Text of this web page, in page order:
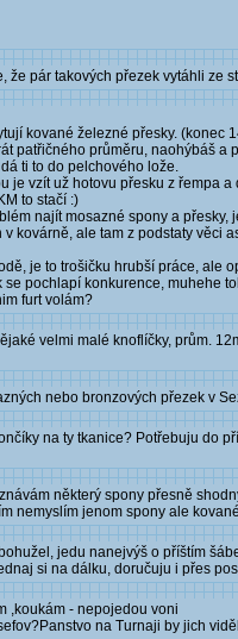
pár takových přezek vytáhli ze
kované železné přesky. (konec
patřičného průměru, naohýbáš
ti to do pelchového lože.
je vzít už hotovu přesku z řempa
to stačí :)
najít mosazné spony a
kovárně, ale tam z podstaty věci
je to trošičku hrubší práce, ale
pochlapí konkurence, muhehe
furt volám?
velmi malé knoflíčky, prům.
nebo bronzových přezek v
na ty tkanice? Potřebuju do
některý spony přesně
nemyslím jenom spony ale
jedu nanejvýš o příštím
si na dálku, doručuju i přes
,koukám - nepojedou voni
na Turnaji by jich